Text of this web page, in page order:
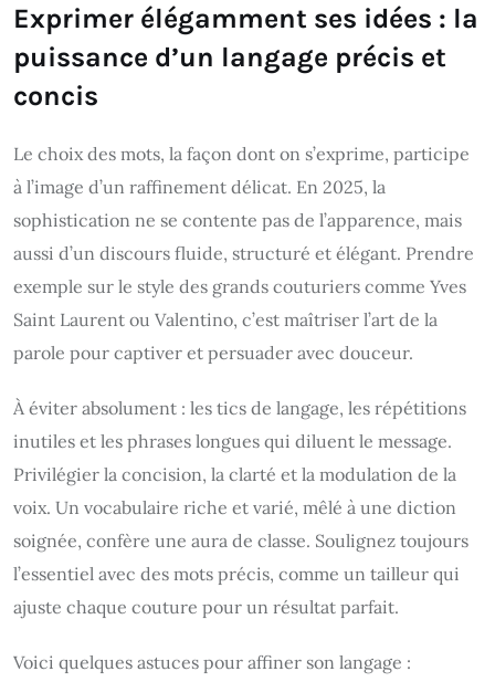
Exprimer élégamment ses idées : la
puissance d’un langage précis et
concis
Le choix des mots, la façon dont on s’exprime, participe
à l’image d’un raffinement délicat. En 2025, la
sophistication ne se contente pas de l’apparence, mais
aussi d’un discours fluide, structuré et élégant. Prendre
exemple sur le style des grands couturiers comme Yves
Saint Laurent ou Valentino, c’est maîtriser l’art de la
parole pour captiver et persuader avec douceur.
À éviter absolument : les tics de langage, les répétitions
inutiles et les phrases longues qui diluent le message.
Privilégier la concision, la clarté et la modulation de la
voix. Un vocabulaire riche et varié, mêlé à une diction
soignée, confère une aura de classe. Soulignez toujours
l’essentiel avec des mots précis, comme un tailleur qui
ajuste chaque couture pour un résultat parfait.
Voici quelques astuces pour affiner son langage :